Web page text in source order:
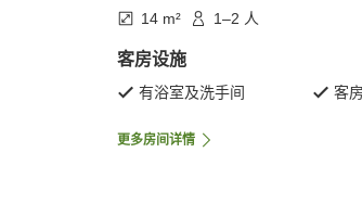
14 m² 1–2 人
客房设施
有浴室及洗手间 客
更多房间详情